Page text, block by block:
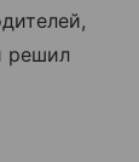
решил